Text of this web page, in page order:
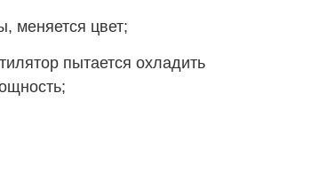
меняется цвет;
пытается охладить